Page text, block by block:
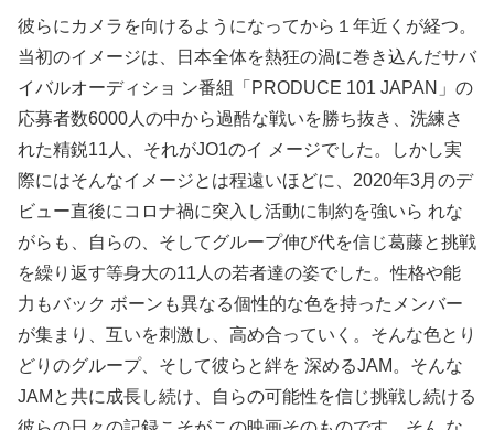
彼らにカメラを向けるようになってから１年近くが経つ。
当初のイメージは、日本全体を熱狂の渦に巻き込んだサバ
イバルオーディショ ン番組「PRODUCE 101 JAPAN」の
応募者数6000人の中から過酷な戦いを勝ち抜き、洗練さ
れた精鋭11人、それがJO1のイ メージでした。しかし実
際にはそんなイメージとは程遠いほどに、2020年3月のデ
ビュー直後にコロナ禍に突入し活動に制約を強いら れな
がらも、自らの、そしてグループ伸び代を信じ葛藤と挑戦
を繰り返す等身大の11人の若者達の姿でした。性格や能
力もバック ボーンも異なる個性的な色を持ったメンバー
が集まり、互いを刺激し、高め合っていく。そんな色とり
どりのグループ、そして彼らと絆を 深めるJAM。そんな
JAMと共に成長し続け、自らの可能性を信じ挑戦し続ける